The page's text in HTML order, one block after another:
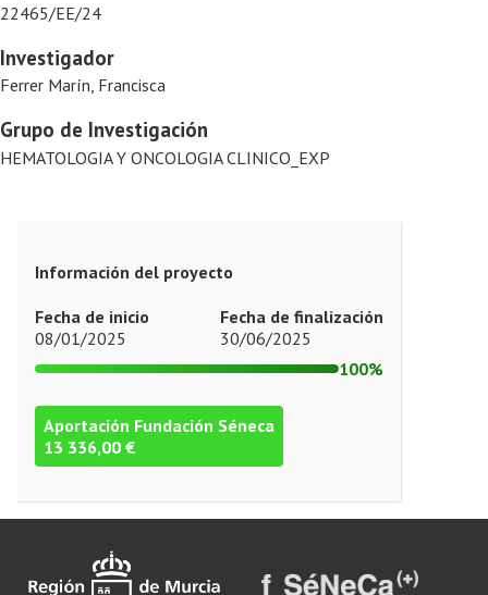
22465/EE/24
Investigador
Ferrer Marín, Francisca
Grupo de Investigación
HEMATOLOGIA Y ONCOLOGIA CLINICO_EXP
Información del proyecto
Fecha de inicio
08/01/2025
Fecha de finalización
30/06/2025
100%
Aportación Fundación Séneca
13 336,00 €